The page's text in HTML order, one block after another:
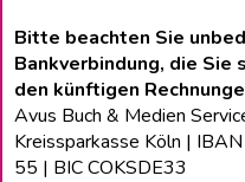
Bitte beachten Sie
Bankverbindung, die
den künftigen
Avus Buch & Medien
Kreissparkasse Köln |
55 | BIC COKSDE33